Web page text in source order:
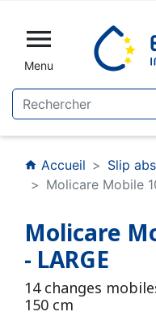

Menu
home Accueil
Slip
Molicare Mobile
Molicare
- LARGE
14 changes
150 cm